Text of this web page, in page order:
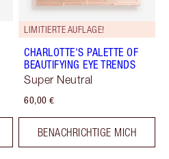
LIMITIERTE AUFLAGE!
CHARLOTTE'S PALETTE OF
BEAUTIFYING EYE TRENDS
Super Neutral
60,00 €
BENACHRICHTIGE MICH